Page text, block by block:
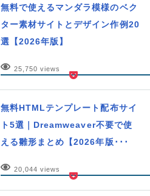
無料で使えるマンダラ模様のベク
ター素材サイトとデザイン作例20
選【2026年版】
25,750 views
無料HTMLテンプレート配布サイ
ト5選｜Dreamweaver不要で使
える雛形まとめ【2026年版･･･
20,044 views